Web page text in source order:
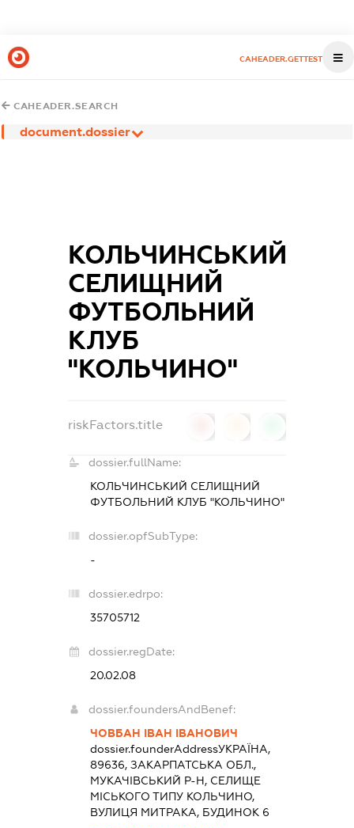
CAHEADER.GETTEST
CAHEADER.SEARCH
document.dossier
КОЛЬЧИНСЬКИЙ
СЕЛИЩНИЙ
ФУТБОЛЬНИЙ
КЛУБ
"КОЛЬЧИНО"
riskFactors.title
dossier.fullName:
КОЛЬЧИНСЬКИЙ СЕЛИЩНИЙ
ФУТБОЛЬНИЙ КЛУБ "КОЛЬЧИНО"
dossier.opfSubType:
-
dossier.edrpo:
35705712
dossier.regDate:
20.02.08
dossier.foundersAndBenef:
ЧОВБАН ІВАН ІВАНОВИЧ
dossier.founderAddressУКРАЇНА,
89636, ЗАКАРПАТСЬКА ОБЛ.,
МУКАЧІВСЬКИЙ Р-Н, СЕЛИЩЕ
МІСЬКОГО ТИПУ КОЛЬЧИНО,
ВУЛИЦЯ МИТРАКА, БУДИНОК 6